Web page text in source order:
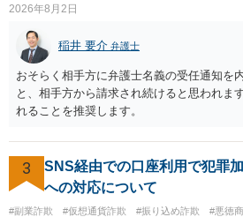
2026年8月2日
稲井 要介 弁護士
おそらく相手方に弁護士名義の受任通知を
と、相手方から請求され続けると思われま
れることを推奨します。
3
SNS経由での口座利用で犯罪
への対応について
#副業詐欺 #仮想通貨詐欺 #振り込め詐欺 #悪徳